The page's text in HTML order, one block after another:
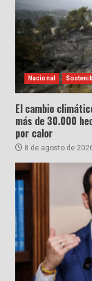
Nacional
El cambio
más de 30.000
por calor
8 de agosto de